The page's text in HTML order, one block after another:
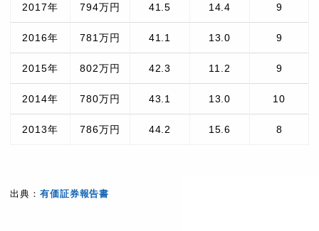
2017年 794万円 41.5 14.4 9
2016年 781万円 41.1 13.0 9
2015年 802万円 42.3 11.2 9
2014年 780万円 43.1 13.0 10
2013年 786万円 44.2 15.6 8
出典： 有価証券報告書